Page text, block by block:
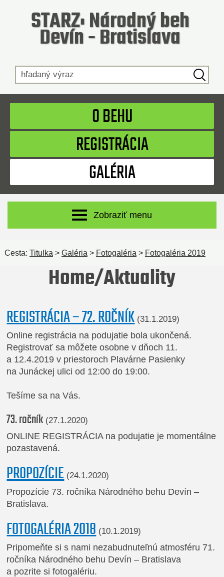
STARZ: Národný beh
Devín - Bratislava
O BEHU
REGISTRÁCIA
GALÉRIA
Zobraziť menu
Cesta: Titulka > Galéria > Fotogaléria > Fotogaléria 2019
Home/Aktuality
REGISTRÁCIA – 72. ROČNÍK (31.1.2019)
Online registrácia na podujatie bola ukončená.
Registrovať sa môžete osobne v dňoch 11.
a 12.4.2019 v priestoroch Plavárne Pasienky
na Junáckej ulici od 12:00 do 19:00.
Tešíme sa na Vás.
73. ročník (27.1.2020)
ONLINE REGISTRÁCIA na podujatie je momentálne
pozastavená.
PROPOZÍCIE (24.1.2020)
Propozície 73. ročníka Národného behu Devín –
Bratislava.
FOTOGALÉRIA 2018 (10.1.2019)
Pripomeňte si s nami nezabudnuteľnú atmosféru 71.
ročníka Národného behu Devín – Bratislava
a pozrite si fotogalériu.